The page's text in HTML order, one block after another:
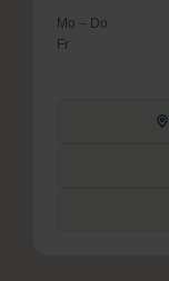
Mo – Do
Fr